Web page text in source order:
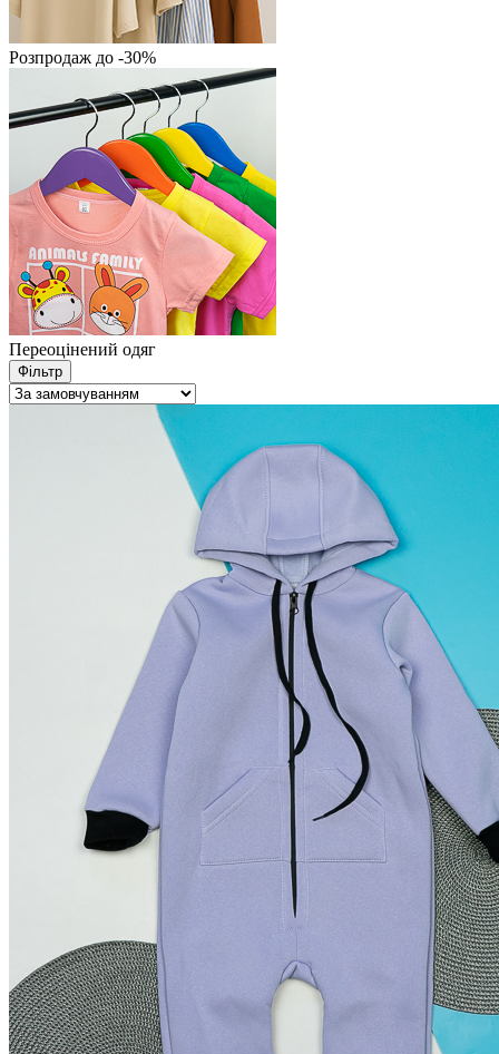
Розпродаж до -30%
Переоцінений одяг
Фільтр